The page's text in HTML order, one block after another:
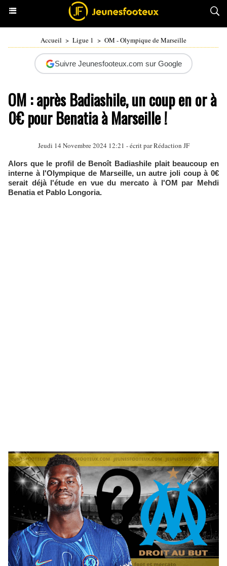
Accueil > Ligue 1 > OM - Olympique de Marseille
Suivre Jeunesfooteux.com sur Google
OM : après Badiashile, un coup en or à
0€ pour Benatia à Marseille !
Jeudi 14 Novembre 2024 12:21 - écrit par Rédaction JF
Alors que le profil de Benoît Badiashile plait beaucoup en
interne à l'Olympique de Marseille, un autre joli coup à 0€
serait déjà l'étude en vue du mercato à l'OM par Mehdi
Benatia et Pablo Longoria.